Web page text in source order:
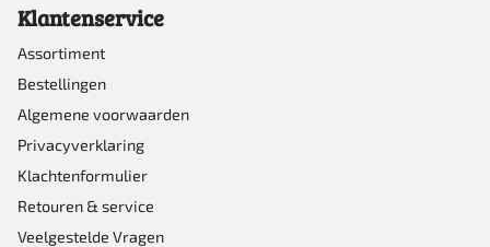
Klantenservice
Assortiment
Bestellingen
Algemene voorwaarden
Privacyverklaring
Klachtenformulier
Retouren & service
Veelgestelde Vragen